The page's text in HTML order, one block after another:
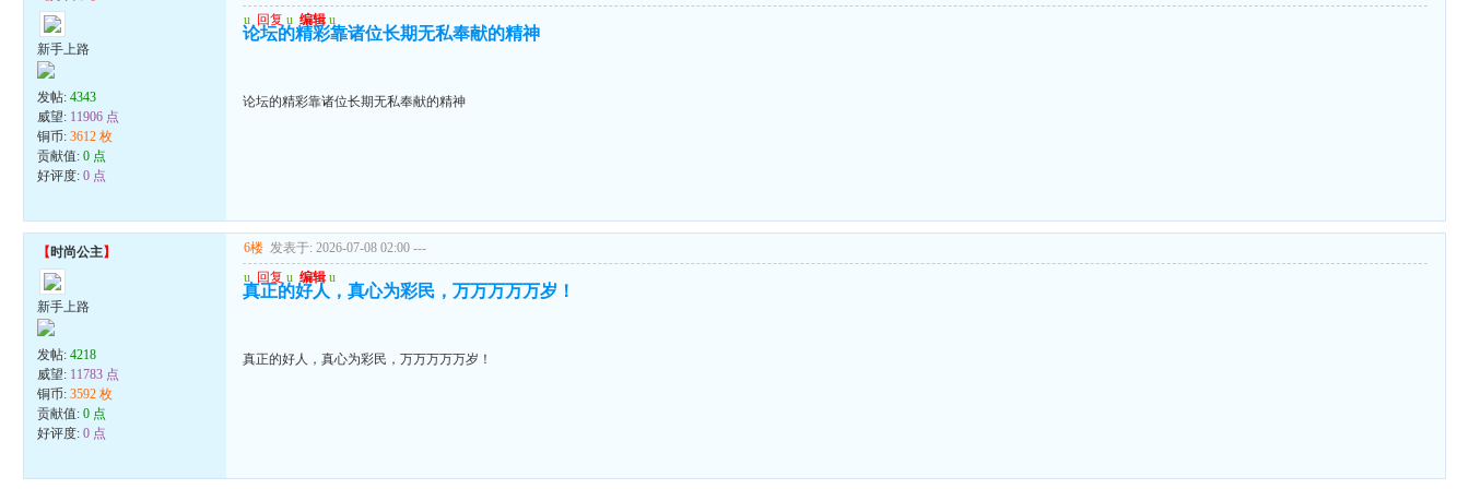
新手上路
发帖:4343
威望: 11906 点
铜币:3612 枚
贡献值:0 点
好评度:0 点
u 回复 u 编辑 u
论坛的精彩靠诸位长期无私奉献的精神
论坛的精彩靠诸位长期无私奉献的精神
【时尚公主】
新手上路
发帖:4218
威望: 11783 点
铜币:3592 枚
贡献值:0 点
好评度:0 点
6楼 发表于: 2026-07-08 02:00 ---
u 回复 u 编辑 u
真正的好人，真心为彩民，万万万万万岁！
真正的好人，真心为彩民，万万万万万岁！